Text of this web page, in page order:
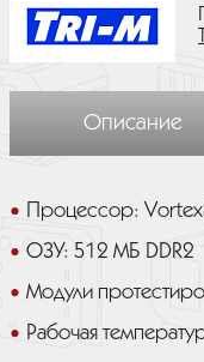
Описание
Процессор:
ОЗУ: 512 МБ DDR2
Модули
Рабочая